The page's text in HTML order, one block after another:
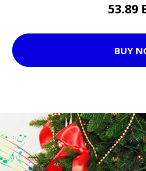
53.89
BUY